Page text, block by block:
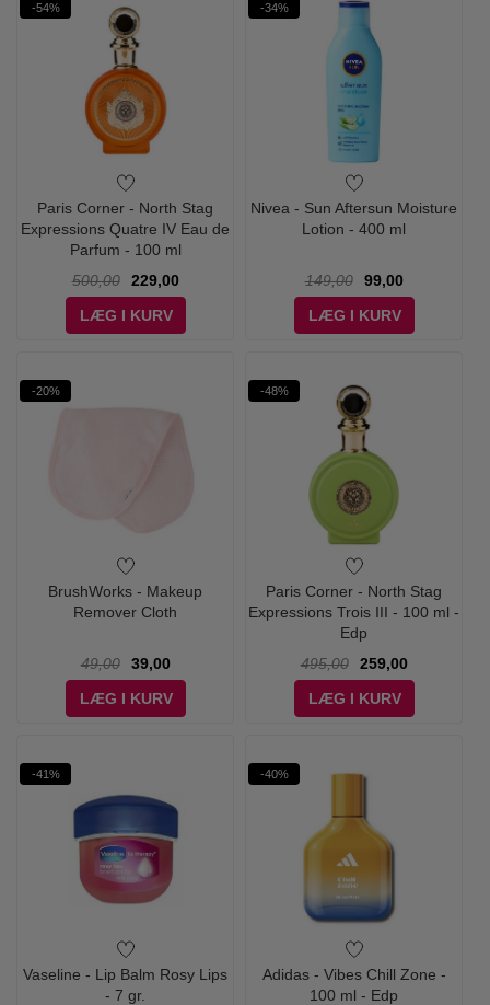
-54%
Paris Corner - North Stag
Expressions Quatre IV Eau de
Parfum - 100 ml
500,00
229,00
LÆG I KURV
-34%
Nivea - Sun Aftersun Moisture
Lotion - 400 ml
149,00
99,00
LÆG I KURV
-20%
BrushWorks - Makeup
Remover Cloth
49,00
39,00
LÆG I KURV
-48%
Paris Corner - North Stag
Expressions Trois III - 100 ml -
Edp
495,00
259,00
LÆG I KURV
-41%
Vaseline - Lip Balm Rosy Lips
- 7 gr.
-40%
Adidas - Vibes Chill Zone -
100 ml - Edp